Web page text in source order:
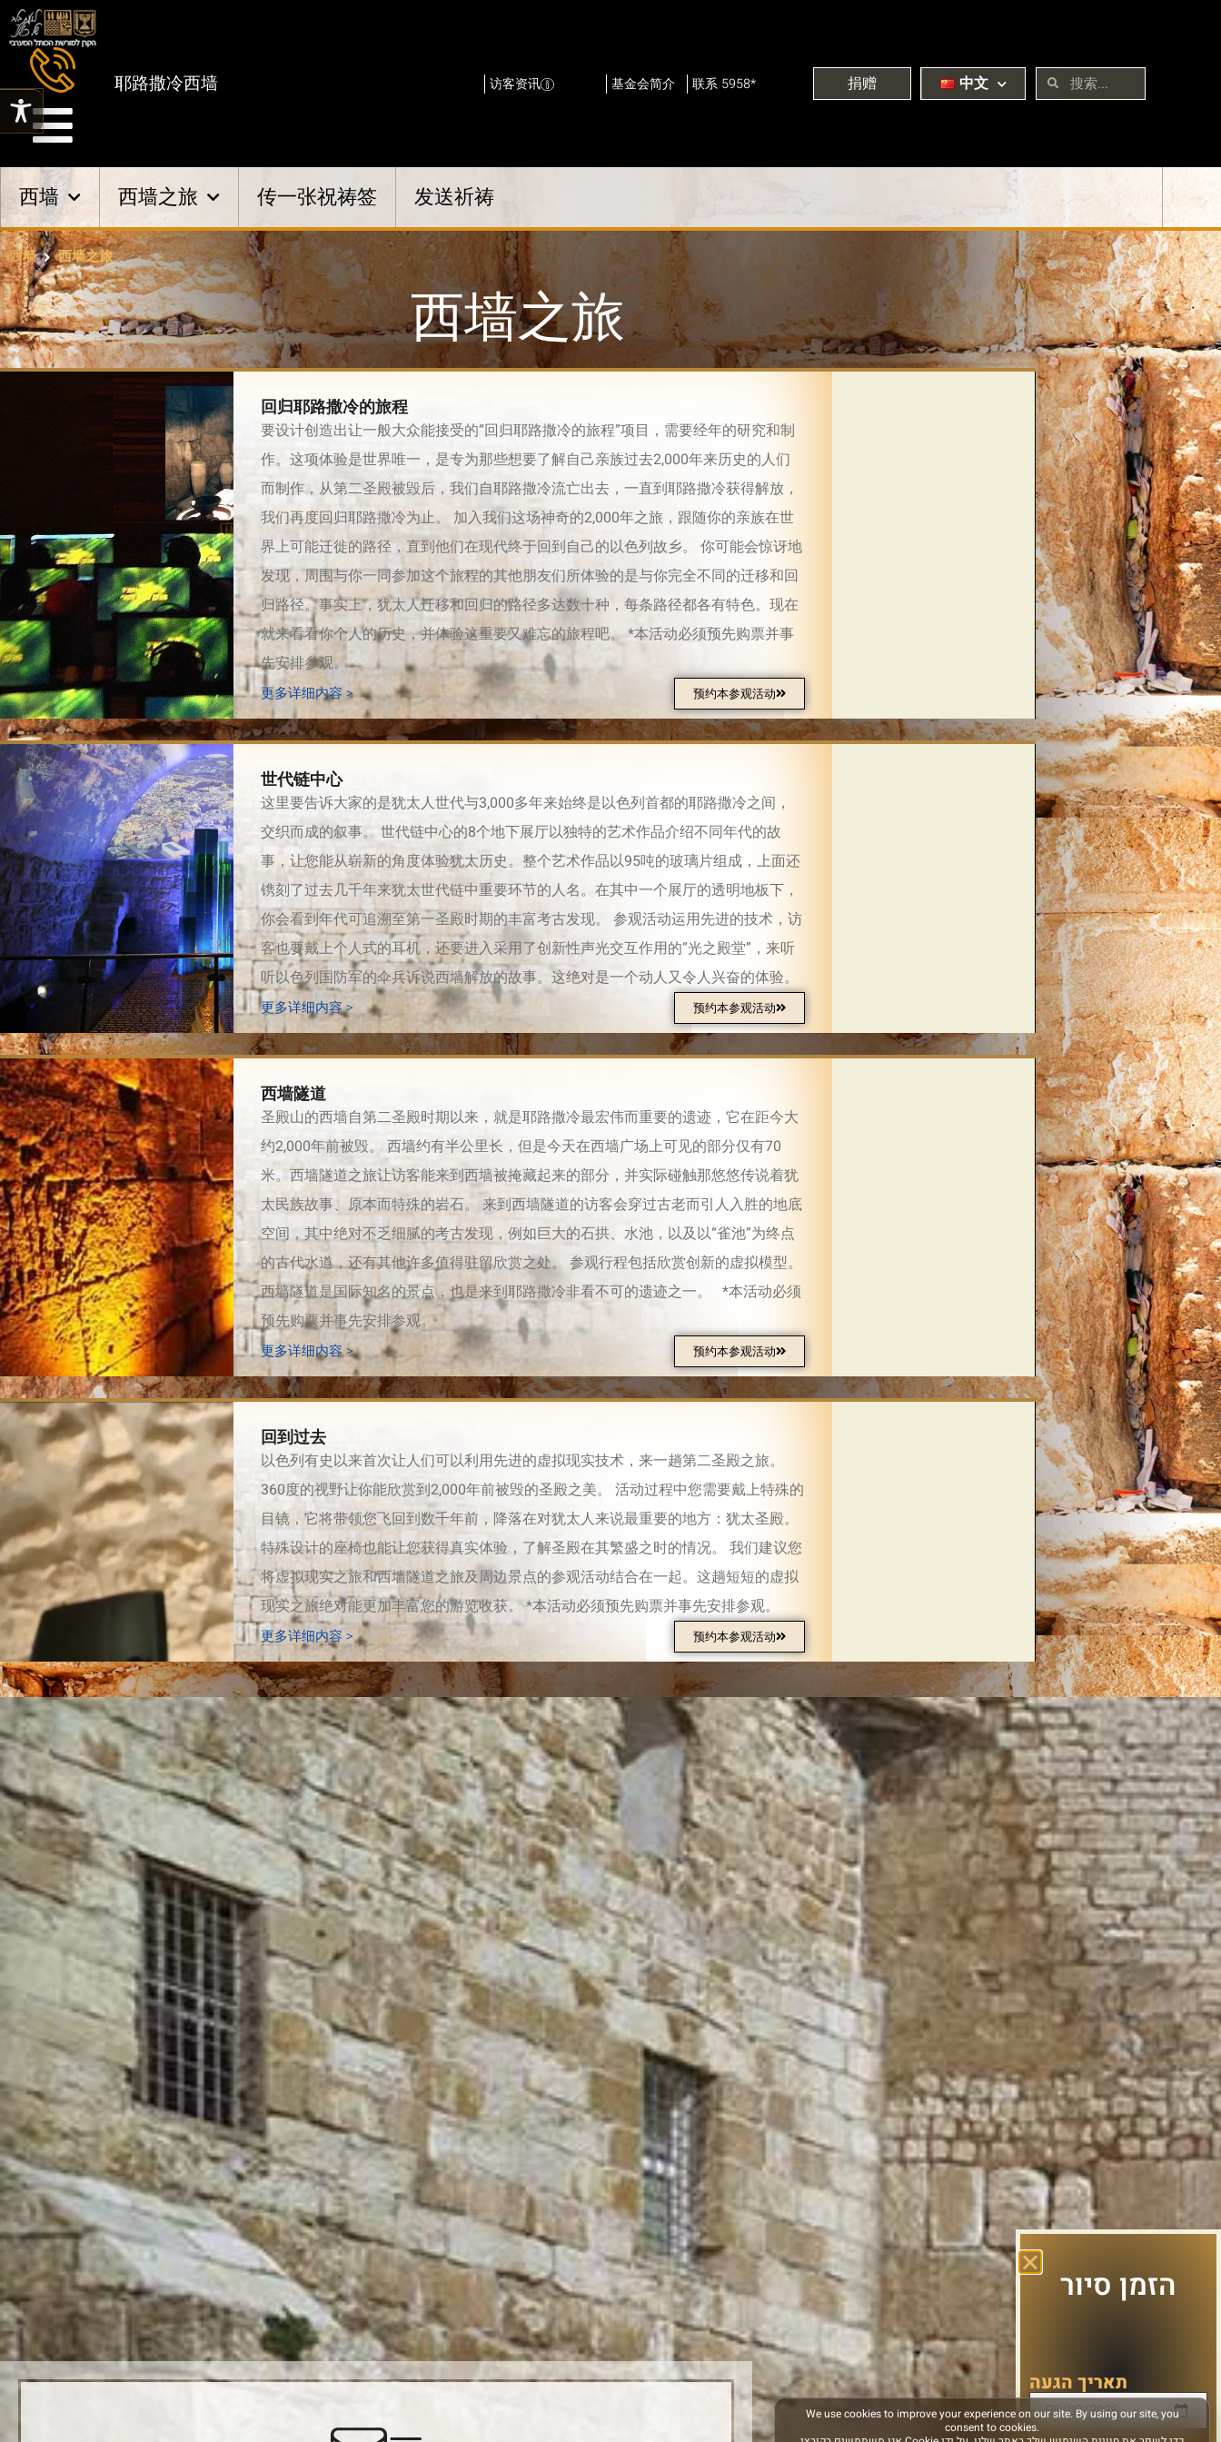
耶路撒冷西墙 访客资讯 基金会简介 联系 5958* 捐赠 中文
西墙 西墙之旅 传一张祝祷签 发送祈祷
西墙 西墙之旅
西墙之旅
回归耶路撒冷的旅程
要设计创造出让一般大众能接受的“回归耶路撒冷的旅程”项目，需要经年的研究和制
作。这项体验是世界唯一，是专为那些想要了解自己亲族过去2,000年来历史的人们
而制作，从第二圣殿被毁后，我们自耶路撒冷流亡出去，一直到耶路撒冷获得解放，
我们再度回归耶路撒冷为止。 加入我们这场神奇的2,000年之旅，跟随你的亲族在世
界上可能迁徙的路径，直到他们在现代终于回到自己的以色列故乡。 你可能会惊讶地
发现，周围与你一同参加这个旅程的其他朋友们所体验的是与你完全不同的迁移和回
归路径。事实上，犹太人迁移和回归的路径多达数十种，每条路径都各有特色。现在
就来看看你个人的历史，并体验这重要又难忘的旅程吧。 *本活动必须预先购票并事
先安排参观。
更多详细内容 > 预约本参观活动
世代链中心
这里要告诉大家的是犹太人世代与3,000多年来始终是以色列首都的耶路撒冷之间，
交织而成的叙事。 世代链中心的8个地下展厅以独特的艺术作品介绍不同年代的故
事，让您能从崭新的角度体验犹太历史。整个艺术作品以95吨的玻璃片组成，上面还
镌刻了过去几千年来犹太世代链中重要环节的人名。在其中一个展厅的透明地板下，
你会看到年代可追溯至第一圣殿时期的丰富考古发现。 参观活动运用先进的技术，访
客也要戴上个人式的耳机，还要进入采用了创新性声光交互作用的“光之殿堂”，来听
听以色列国防军的伞兵诉说西墙解放的故事。这绝对是一个动人又令人兴奋的体验。
更多详细内容 > 预约本参观活动
西墙隧道
圣殿山的西墙自第二圣殿时期以来，就是耶路撒冷最宏伟而重要的遗迹，它在距今大
约2,000年前被毁。 西墙约有半公里长，但是今天在西墙广场上可见的部分仅有70
米。西墙隧道之旅让访客能来到西墙被掩藏起来的部分，并实际碰触那悠悠传说着犹
太民族故事、原本而特殊的岩石。 来到西墙隧道的访客会穿过古老而引人入胜的地底
空间，其中绝对不乏细腻的考古发现，例如巨大的石拱、水池，以及以“雀池”为终点
的古代水道，还有其他许多值得驻留欣赏之处。 参观行程包括欣赏创新的虚拟模型。
西墙隧道是国际知名的景点，也是来到耶路撒冷非看不可的遗迹之一。 *本活动必须
预先购票并事先安排参观。
更多详细内容 > 预约本参观活动
回到过去
以色列有史以来首次让人们可以利用先进的虚拟现实技术，来一趟第二圣殿之旅。
360度的视野让你能欣赏到2,000年前被毁的圣殿之美。 活动过程中您需要戴上特殊的
目镜，它将带领您飞回到数千年前，降落在对犹太人来说最重要的地方：犹太圣殿。
特殊设计的座椅也能让您获得真实体验，了解圣殿在其繁盛之时的情况。 我们建议您
将虚拟现实之旅和西墙隧道之旅及周边景点的参观活动结合在一起。这趟短短的虚拟
现实之旅绝对能更加丰富您的游览收获。 *本活动必须预先购票并事先安排参观。
更多详细内容 > 预约本参观活动
הזמן סיור
תאריך הגעה